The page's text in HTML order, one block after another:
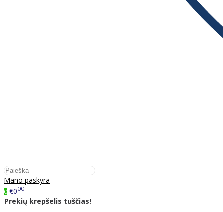
Mano paskyra
0 €000
Prekių krepšelis tuščias!